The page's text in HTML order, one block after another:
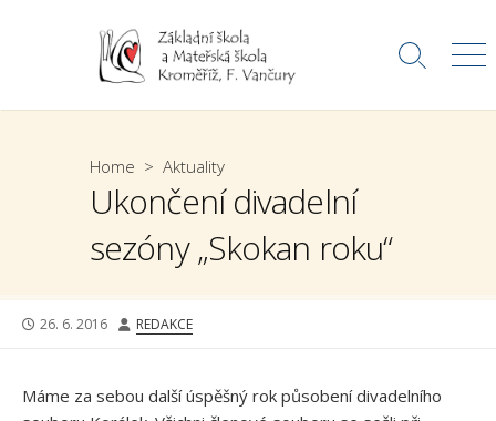
Search
Home > Aktuality
Ukončení divadelní
sezóny „Skokan roku“
PUBLISHED
26. 6. 2016 AUTHOR
REDAKCE
Máme za sebou další úspěšný rok působení divadelního